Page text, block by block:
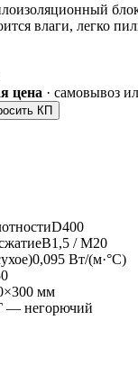
влаги, легко
цена · самовывоз
КП
D400
В1,5 / М20
0,095 Вт/(м·°С)
мм
— негорючий